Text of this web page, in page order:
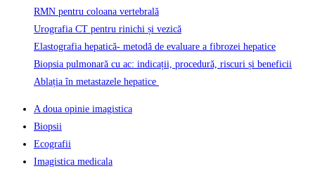
RMN pentru coloana vertebrală
Urografia CT pentru rinichi și vezică
Elastografia hepatică- metodă de evaluare a fibrozei hepatice
Biopsia pulmonară cu ac: indicații, procedură, riscuri și beneficii
Ablația în metastazele hepatice
A doua opinie imagistica
Biopsii
Ecografii
Imagistica medicala